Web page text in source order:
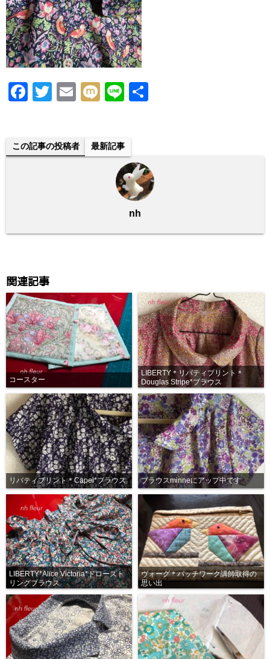
F
e
T
er
E
M
Li
この記事の投稿者 最新記事
nh
関連記事
コースター
LIBERTY＊リバティプリント＊
Douglas Stripe*ブラウス
リバティプリント＊Capel*ブラウス ブラウスminneにアップ中です
LIBERTY*Alice Victoria*ドロースト
リングブラウス
ヴォーグ＊パッチワーク講師取得の
思い出